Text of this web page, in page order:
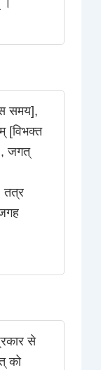
समय],
[विभक्त
जगत्
तत्र
से
को